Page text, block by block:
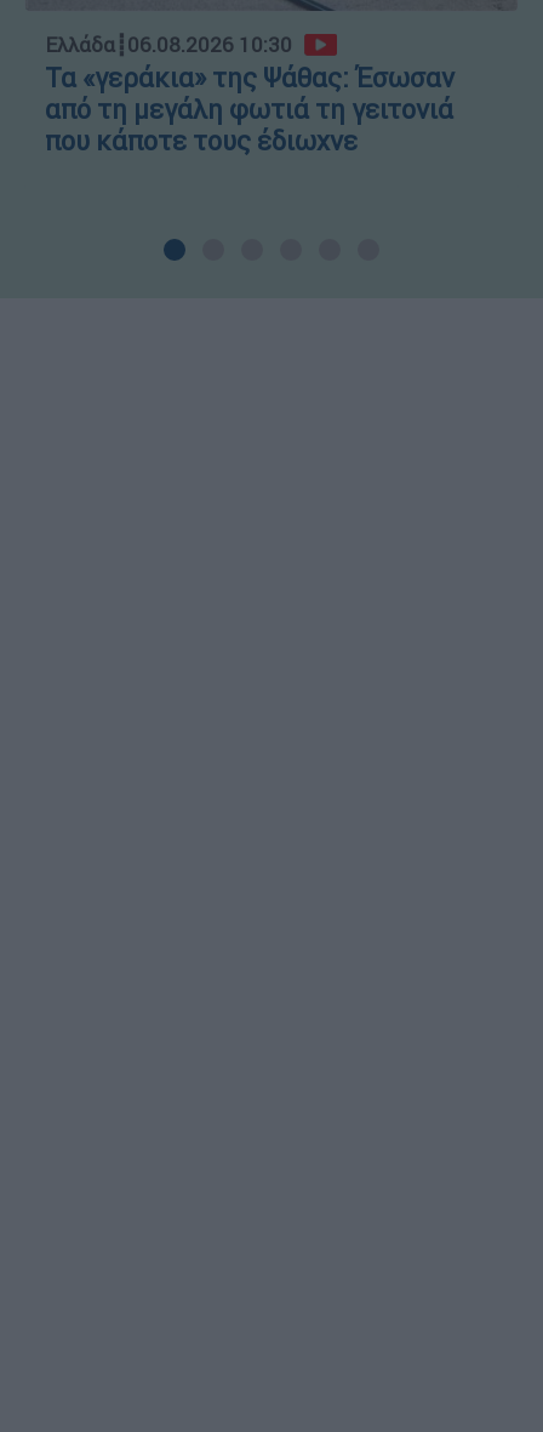
Ελλάδα┋06.08.2026 10:30
Τα «γεράκια» της Ψάθας: Έσωσαν
από τη μεγάλη φωτιά τη γειτονιά
που κάποτε τους έδιωχνε